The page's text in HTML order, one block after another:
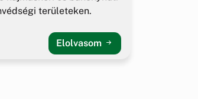
területeken.
Elolvasom